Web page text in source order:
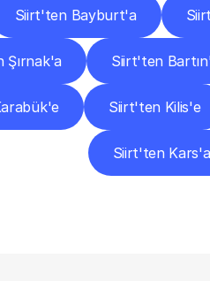
Siirt'ten Bayburt'a
Şırnak'a Siirt'ten
Siirt'ten Kilis'e
Siirt'ten Kars'a